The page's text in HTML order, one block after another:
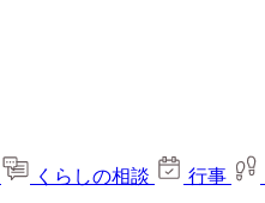
くらしの相談 行事